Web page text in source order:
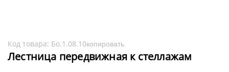
Код товара: Бо.1.08.10копировать
Лестница передвижная к стеллажам